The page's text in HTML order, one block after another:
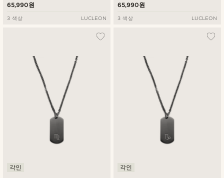
65,990원
3 색상 LUCLEON
65,990원
3 색상 LUCLEON
각인 각인